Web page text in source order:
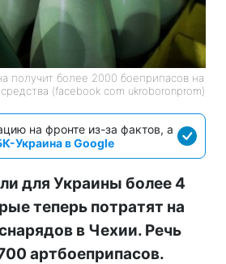
получит более 2000 боеприпасов на
(facebook com ukroboronprom)
на фронте из-за фактов, а
Украина в Google
для Украины более 4
теперь потратят на
в Чехии. Речь
артбоеприпасов.